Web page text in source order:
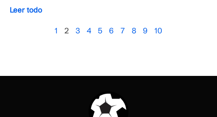
Leer todo
1 2 3 4 5 6 7 8 9 10